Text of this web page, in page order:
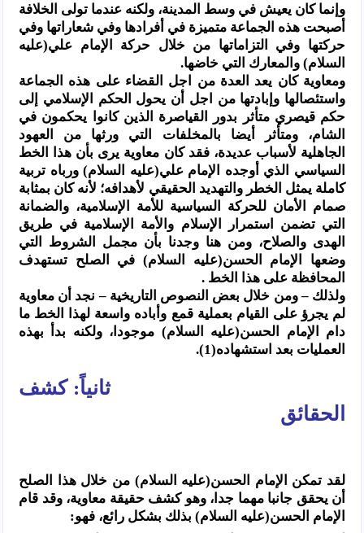
وإنما كان يعيش في وسط المدينة، ولكنه عندما تولى الخلافة
أصبحت هذه الجماعة متميزة في أفرادها وفي شعاراتها وفي
حركتها وفي التزاماتها من خلال حركة الإمام علي(عليه
السلام) والمعارك التي خاضها.
ومعاوية كان يعد العدة من اجل القضاء على هذه الجماعة
واستئصالها وإبادتها من اجل أن يحول الحكم الإسلامي إلى
حكم قيصري متأثر بدور القياصرة الذين كانوا يحكمون في
الشام، ومتأثر أيضا بالمخلفات التي ورثها من العهود
الجاهلية لأسباب عديدة، فقد كان معاوية يرى بأن هذا الخط
السياسي الذي أوجده الإمام علي(عليه السلام) ورباه تربية
كاملة يمثل الخطر والتهديد الحقيقي لأهدافه؛ لأنه كان بمثابة
صمام الأمان للحركة السياسية للأمة الإسلامية، والضمانة
التي تضمن استمرار الإسلام والأمة الإسلامية في طريق
الهدى والصلاح، ومن هنا وجدنا بأن مجمل الشروط التي
وضعها الإمام الحسن(عليه السلام) في الصلح تستهدف
المحافظة على هذا الخط .
ولذلك – ومن خلال بعض النصوص التاريخية – نجد أن معاوية
لم يجرؤ على القيام بعملية قمع وأباده واسعة لهذا الخط ما
دام الإمام الحسن(عليه السلام) موجودا، ولكنه بدأ بهذه
العمليات بعد استشهاده(1).
ثانياً: كشف
الحقائق
لقد تمكن الإمام الحسن(عليه السلام) من خلال هذا الصلح
أن يحقق جانبا مهما جدا، وهو كشف حقيقة معاوية، وقد قام
الإمام الحسن(عليه السلام) بذلك بشكل رائع، فهو: